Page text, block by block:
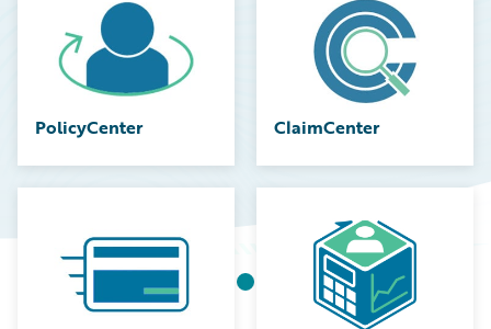
PolicyCenter ClaimCenter